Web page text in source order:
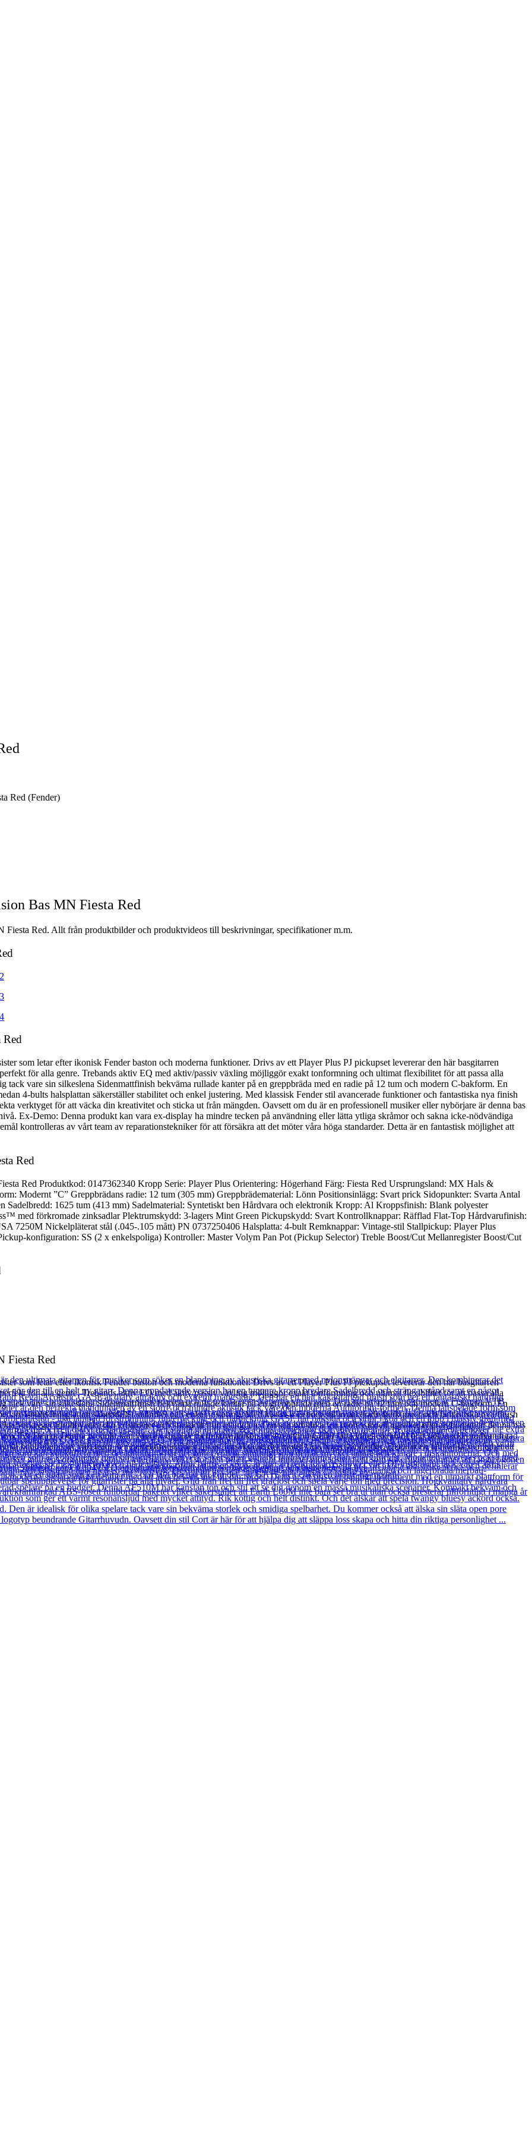
Red (Fender)
Bas MN Fiesta Red
Red. Allt från produktbilder och produktvideos till beskrivningar, specifikationer m.m.
Red
som letar efter ikonisk Fender baston och moderna funktioner. Drivs av ett Player Plus PJ pickupset levererar den här basgitarren
för alla genre. Trebands aktiv EQ med aktiv/passiv växling möjliggör exakt tonformning och ultimat flexibilitet för att passa alla
tack vare sin silkeslena Sidenmattfinish bekväma rullade kanter på en greppbräda med en radie på 12 tum och modern C-bakform. En
4-bults halsplattan säkerställer stabilitet och enkel justering. Med klassisk Fender stil avancerade funktioner och fantastiska nya finish
verktyget för att väcka din kreativitet och sticka ut från mängden. Oavsett om du är en professionell musiker eller nybörjare är denna bas
Ex-Demo: Denna produkt kan vara ex-display ha mindre tecken på användning eller lätta ytliga skråmor och sakna icke-nödvändiga
kontrolleras av vårt team av reparationstekniker för att försäkra att det möter våra höga standarder. Detta är en fantastisk möjlighet att
Red
Red Produktkod: 0147362340 Kropp Serie: Player Plus Orientering: Högerhand Färg: Fiesta Red Ursprungsland: MX Hals &
Modernt ”C” Greppbrädans radie: 12 tum (305 mm) Greppbrädematerial: Lönn Positionsinlägg: Svart prick Sidopunkter: Svarta Antal
Sadelbredd: 1625 tum (413 mm) Sadelmaterial: Syntetiskt ben Hårdvara och elektronik Kropp: Al Kroppsfinish: Blank polyester
med förkromade zinksadlar Plektrumskydd: 3-lagers Mint Green Pickupskydd: Svart Kontrollknappar: Räfflad Flat-Top Hårdvarufinish:
7250M Nickelpläterat stål (.045-.105 mått) PN 0737250406 Halsplatta: 4-bult Remknappar: Vintage-stil Stallpickup: Player Plus
konfiguration: SS (2 x enkelspoliga) Kontroller: Master Volym Pan Pot (Pickup Selector) Treble Boost/Cut Mellanregister Boost/Cut
Fiesta Red
som letar efter ikonisk Fender baston och moderna funktioner. Drivs av ett Player Plus PJ pickupset levererar den här basgitarren
för alla genre. Trebands aktiv EQ med aktiv/passiv växling möjliggör exakt tonformning och ultimat flexibilitet för att passa alla
tack vare sin silkeslena Sidenmattfinish bekväma rullade kanter på en greppbräda med en radie på 12 tum och modern C-bakform. En
4-bults halsplattan säkerställer stabilitet och enkel justering. Med klassisk Fender stil avancerade funktioner och fantastiska nya finish
verktyget för att väcka din kreativitet och sticka ut från mängden. Oavsett om du är en professionell musiker eller nybörjare är denna bas
Ex-Demo: Denna produkt kan vara ex-display ha mindre tecken på användning eller lätta ytliga skråmor och sakna icke-nödvändiga
kontrolleras av vårt team av reparationstekniker för att försäkra att det möter våra höga standarder. Detta är en fantastisk möjlighet att